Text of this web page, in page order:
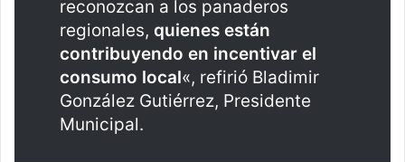
reconozcan a los panaderos
regionales, quienes están
contribuyendo en incentivar el
consumo local«, refirió Bladimir
González Gutiérrez, Presidente
Municipal.